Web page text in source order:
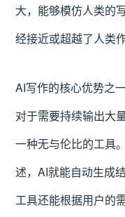
大，能够模仿人类的
经接近或超越了人类作
AI写作的核心优势之
对于需要持续输出大
一种无与伦比的工具
述，AI就能自动生成
工具还能根据用户的